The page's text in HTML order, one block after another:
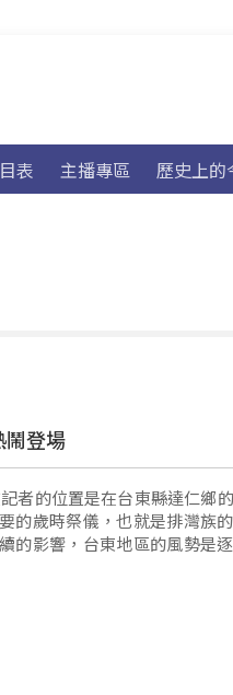
表 主播專區 歷史上的
鬧登場
者的位置是在台東縣達仁鄉
的歲時祭儀，也就是排灣族
的影響，台東地區的風勢是